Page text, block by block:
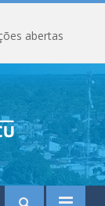
abertas